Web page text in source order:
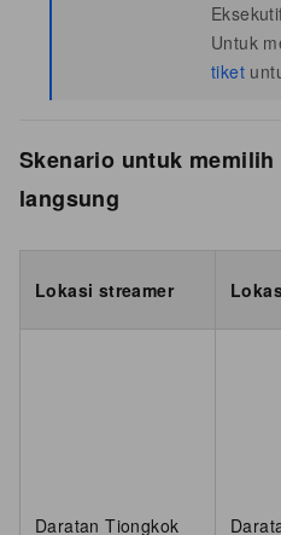
Untuk
tiket
Skenario untuk
langsung
Lokasi streamer
Daratan Tiongkok